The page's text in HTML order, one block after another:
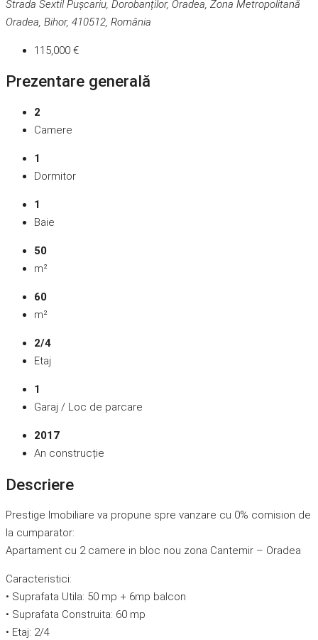
Strada Sextil Pușcariu, Dorobanților, Oradea, Zona Metropolitană
Oradea, Bihor, 410512, România
115,000 €
Prezentare generală
2
Camere
1
Dormitor
1
Baie
50
m²
60
m²
2/4
Etaj
1
Garaj / Loc de parcare
2017
An construcție
Descriere
Prestige Imobiliare va propune spre vanzare cu 0% comision de
la cumparator:
Apartament cu 2 camere in bloc nou zona Cantemir – Oradea
Caracteristici:
• Suprafata Utila: 50 mp + 6mp balcon
• Suprafata Construita: 60 mp
• Etaj: 2/4